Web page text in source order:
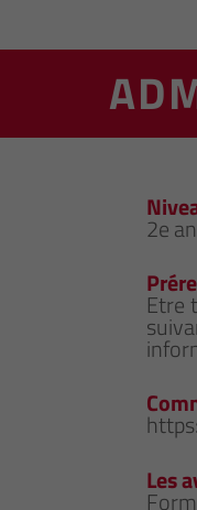
2e
Etre
Les